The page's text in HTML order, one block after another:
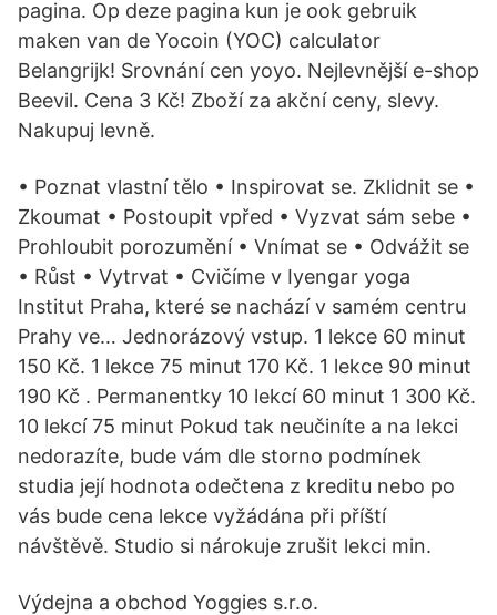
pagina. Op deze pagina kun je ook gebruik
maken van de Yocoin (YOC) calculator
Belangrijk! Srovnání cen yoyo. Nejlevnější e-shop
Beevil. Cena 3 Kč! Zboží za akční ceny, slevy.
Nakupuj levně.
• Poznat vlastní tělo • Inspirovat se. Zklidnit se •
Zkoumat • Postoupit vpřed • Vyzvat sám sebe •
Prohloubit porozumění • Vnímat se • Odvážit se
• Růst • Vytrvat • Cvičíme v Iyengar yoga
Institut Praha, které se nachází v samém centru
Prahy ve… Jednorázový vstup. 1 lekce 60 minut
150 Kč. 1 lekce 75 minut 170 Kč. 1 lekce 90 minut
190 Kč . Permanentky 10 lekcí 60 minut 1 300 Kč.
10 lekcí 75 minut Pokud tak neučiníte a na lekci
nedorazíte, bude vám dle storno podmínek
studia její hodnota odečtena z kreditu nebo po
vás bude cena lekce vyžádána při příští
návštěvě. Studio si nárokuje zrušit lekci min.
Výdejna a obchod Yoggies s.r.o.